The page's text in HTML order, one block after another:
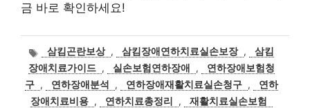
금 바로 확인하세요!
태
그
삼킴곤란보상 , 삼킴장애연하치료실손보장 ,
삼킴
장애치료가이드 , 실손보험연하장애 ,
연하장애보험청
구 , 연하장애분석 , 연하장애재활치료실손청구 ,
연하
장애치료비용 , 연하치료총정리 , 재활치료실손보험